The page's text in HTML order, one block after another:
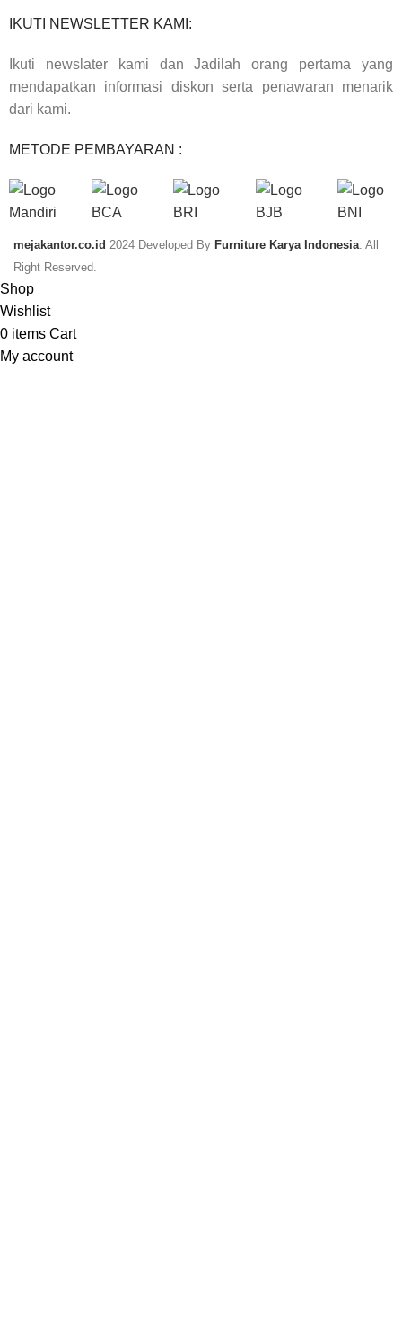
IKUTI NEWSLETTER KAMI:
Ikuti newslater kami dan Jadilah orang pertama yang
mendapatkan informasi diskon serta penawaran menarik
dari kami.
METODE PEMBAYARAN :
mejakantor.co.id 2024 Developed By Furniture Karya Indonesia. All
Right Reserved.
Shop
Wishlist
0 items Cart
My account